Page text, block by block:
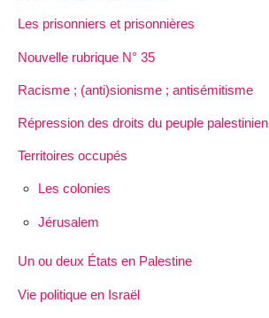
Les prisonniers et prisonnières
Nouvelle rubrique N° 35
Racisme ; (anti)sionisme ; antisémitisme
Répression des droits du peuple palestinien
Territoires occupés
Les colonies
Jérusalem
Un ou deux États en Palestine
Vie politique en Israël